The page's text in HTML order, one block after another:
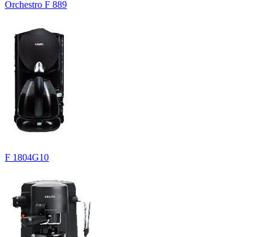
Orchestro F 889
F 1804G10